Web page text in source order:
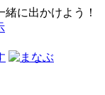
に出かけよう！